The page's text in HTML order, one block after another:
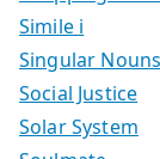
Simile i
Singular
Social Justice
Solar System